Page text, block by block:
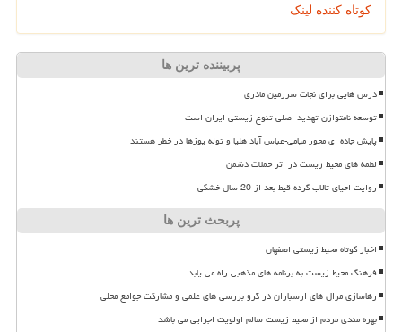
کوتاه کننده لینک
پربیننده ترین ها
درس هایی برای نجات سرزمین مادری
توسعه نامتوازن تهدید اصلی تنوع زیستی ایران است
پایش جاده ای محور میامی-عباس آباد هلیا و توله یوزها در خطر هستند
لطمه های محیط زیست در اثر حملات دشمن
روایت احیای تالاب گرده قیط بعد از 20 سال خشکی
پربحث ترین ها
اخبار کوتاه محیط زیستی اصفهان
فرهنگ محیط زیست به برنامه های مذهبی راه می یابد
رهاسازی مرال های ارسباران در گرو بررسی های علمی و مشارکت جوامع محلی
بهره مندی مردم از محیط زیست سالم اولویت اجرایی می باشد